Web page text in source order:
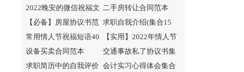
2022晚安的微信祝福文
案
二手房转让合同范本
【必备】房屋协议书范
文锦集九篇
求职自我介绍(集合15
篇)
常用情人节祝福短语40
条
【实用】2022年情人节
祝福短语汇编65句
设备买卖合同范本
交通事故私了协议书集
合7篇
求职简历中的自我评价 会计实习心得体会集合